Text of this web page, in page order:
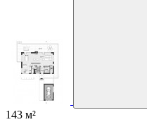
143 м²